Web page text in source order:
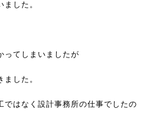
した。
ってしまいましたが
した。
ではなく設計事務所の仕事でしたの